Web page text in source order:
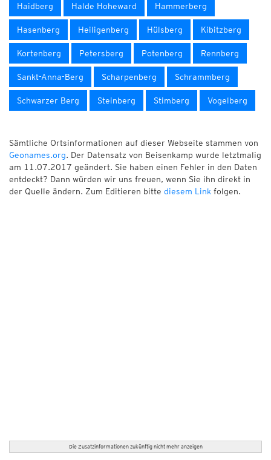
Haidberg Halde Hoheward Hammerberg
Hasenberg Heiligenberg Hülsberg Kibitzberg
Kortenberg Petersberg Potenberg Rennberg
Sankt-Anna-Berg Scharpenberg Schrammberg
Schwarzer Berg Steinberg Stimberg Vogelberg
Sämtliche Ortsinformationen auf dieser Webseite stammen von
Geonames.org. Der Datensatz von Beisenkamp wurde letztmalig
am 11.07.2017 geändert. Sie haben einen Fehler in den Daten
entdeckt? Dann würden wir uns freuen, wenn Sie ihn direkt in
der Quelle ändern. Zum Editieren bitte diesem Link folgen.
Die Zusatzinformationen zukünftig nicht mehr anzeigen